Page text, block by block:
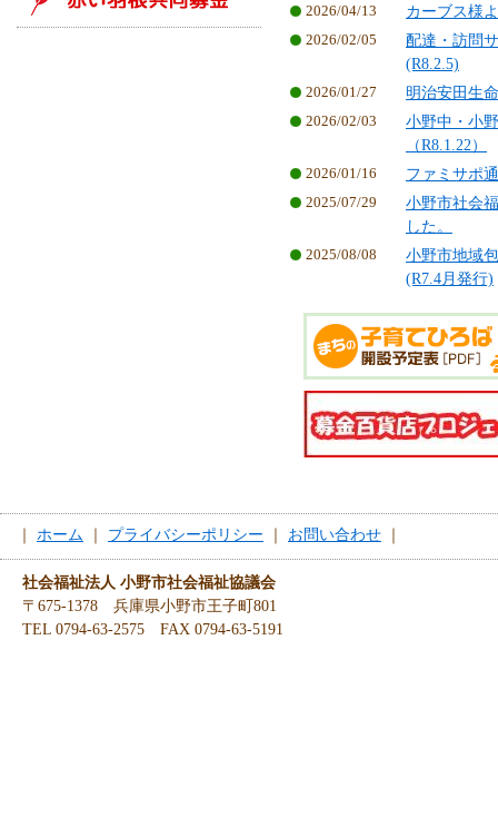
2026/04/13 カーブス様
2026/02/05
配達・訪問
(R8.2.5)
2026/01/27 明治安田生
2026/02/03
小野中・小
（R8.1.22）
2026/01/16 ファミサポ
2025/07/29
小野市社会
した。
2025/08/08
小野市地域
(R7.4月発行)
ホーム プライバシーポリシー お問い合わせ
社会福祉法人 小野市社会福祉協議会
〒675-1378 兵庫県小野市王子町801
TEL 0794-63-2575 FAX 0794-63-5191